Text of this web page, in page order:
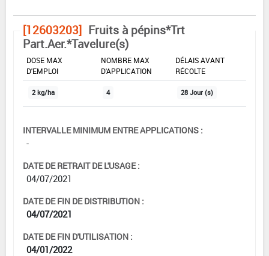
[12603203] Fruits à pépins*Trt
Part.Aer.*Tavelure(s)
DOSE MAX
D'EMPLOI
NOMBRE MAX
D'APPLICATION
DÉLAIS AVANT
RÉCOLTE
2 kg/ha 4 28 Jour (s)
INTERVALLE MINIMUM ENTRE APPLICATIONS :
-
DATE DE RETRAIT DE L'USAGE :
04/07/2021
DATE DE FIN DE DISTRIBUTION :
04/07/2021
DATE DE FIN D'UTILISATION :
04/01/2022